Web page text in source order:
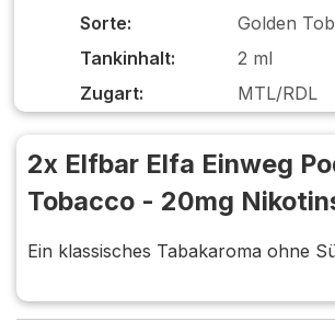
Sorte:
Golden
Tankinhalt:
2 ml
Zugart:
MTL/RDL
2x Elfbar Elfa Einweg
Tobacco - 20mg
Ein klassisches Tabakaroma ohne